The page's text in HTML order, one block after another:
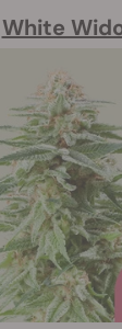
White